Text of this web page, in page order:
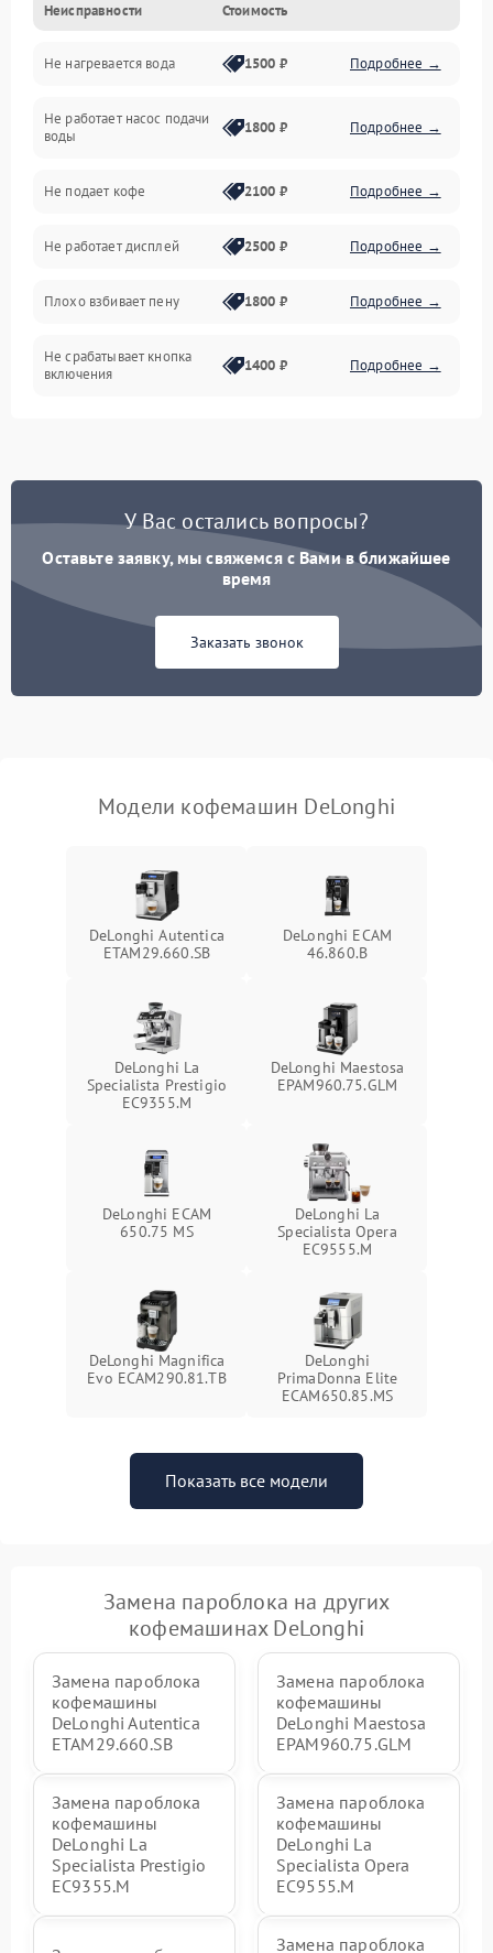
Прочие неисправности
Включение и работа
Проблемы с водой
Проблемы с капучинатором и паром
Управление и электроника
Программное обеспечение
Неисправности Стоимость
Не нагревается вода 1500 ₽ Подробнее →
Не работает насос подачи
воды
1800 ₽ Подробнее →
Не подает кофе 2100 ₽ Подробнее →
Не работает дисплей 2500 ₽ Подробнее →
Плохо взбивает пену 1800 ₽ Подробнее →
Не срабатывает кнопка
включения
1400 ₽ Подробнее →
Постоянные сбои в работе 1500 ₽ Подробнее →
У Вас остались вопросы?
Оставьте заявку, мы свяжемся с Вами в ближайшее
время
Заказать звонок
Модели кофемашин DeLonghi
DeLonghi Autentica
ETAM29.660.SB
DeLonghi ECAM
46.860.B
DeLonghi La
Specialista Prestigio
EC9355.M
DeLonghi Maestosa
EPAM960.75.GLM
DeLonghi ECAM
650.75 MS
DeLonghi La
Specialista Opera
EC9555.M
DeLonghi Magnifica
Evo ECAM290.81.TB
DeLonghi
PrimaDonna Elite
ECAM650.85.MS
Показать все модели
Замена пароблока на других
кофемашинах DeLonghi
Замена пароблока
кофемашины
DeLonghi Autentica
ETAM29.660.SB
Замена пароблока
кофемашины
DeLonghi Maestosa
EPAM960.75.GLM
Замена пароблока
кофемашины
DeLonghi La
Specialista Prestigio
EC9355.M
Замена пароблока
кофемашины
DeLonghi La
Specialista Opera
EC9555.M
Замена пароблока